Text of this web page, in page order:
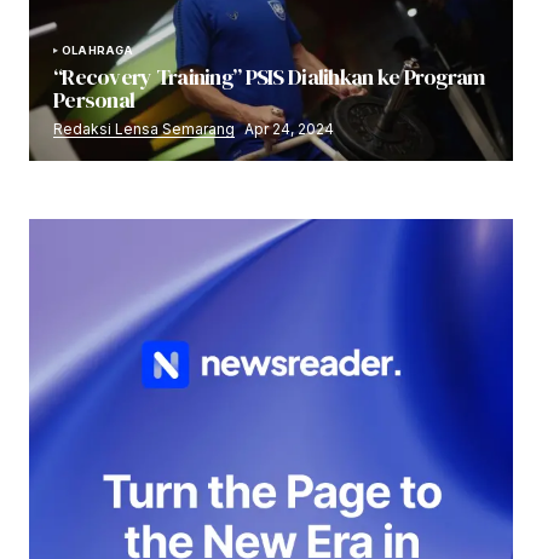
OLAHRAGA
“Recovery Training” PSIS Dialihkan ke Program
Personal
Redaksi Lensa Semarang Apr 24, 2024